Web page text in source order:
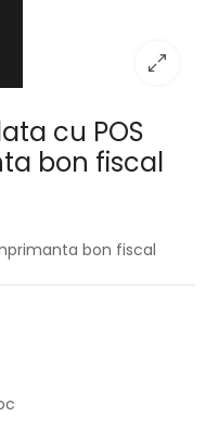
cu POS
bon fiscal
bon fiscal